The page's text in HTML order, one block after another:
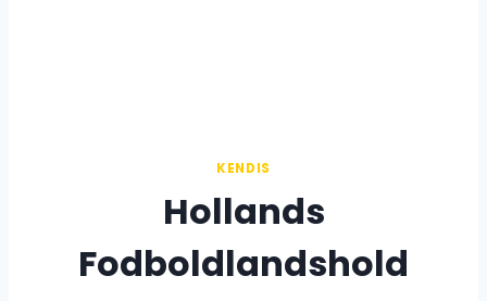
KENDIS
Hollands
Fodboldlandshold